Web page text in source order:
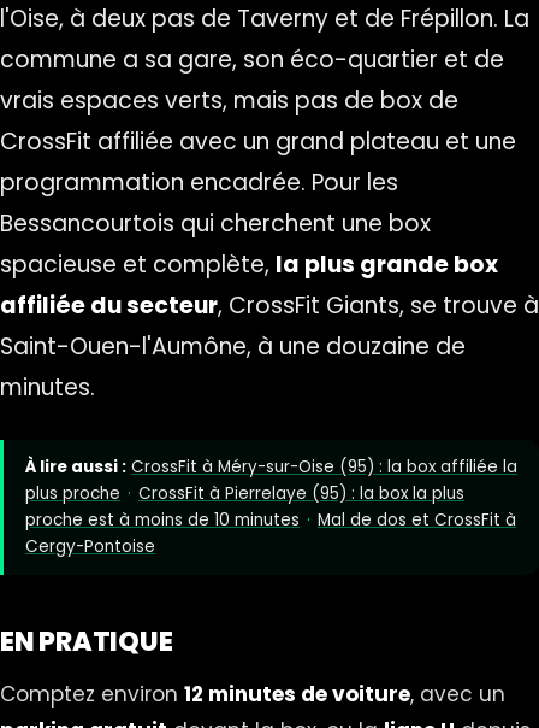
l'Oise, à deux pas de Taverny et de Frépillon. La
commune a sa gare, son éco-quartier et de
vrais espaces verts, mais pas de box de
CrossFit affiliée avec un grand plateau et une
programmation encadrée. Pour les
Bessancourtois qui cherchent une box
spacieuse et complète, la plus grande box
affiliée du secteur, CrossFit Giants, se trouve à
Saint-Ouen-l'Aumône, à une douzaine de
minutes.
À lire aussi : CrossFit à Méry-sur-Oise (95) : la box affiliée la
plus proche · CrossFit à Pierrelaye (95) : la box la plus
proche est à moins de 10 minutes · Mal de dos et CrossFit à
Cergy-Pontoise
EN PRATIQUE
Comptez environ 12 minutes de voiture, avec un